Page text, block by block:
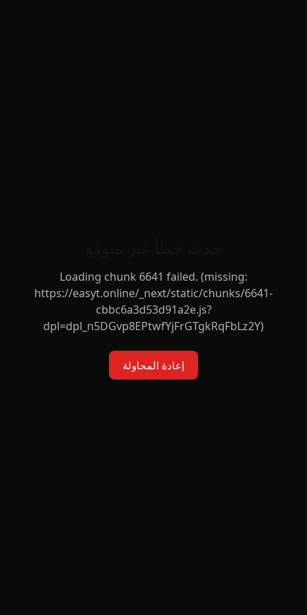
Loading chunk 6641 failed. (missing:
https://easyt.online/_next/static/chunks/6641-
cbbc6a3d53d91a2e.js?
dpl=dpl_n5DGvp8EPtwfYjFrGTgkRqFbLz2Y)
إعادة المحاولة